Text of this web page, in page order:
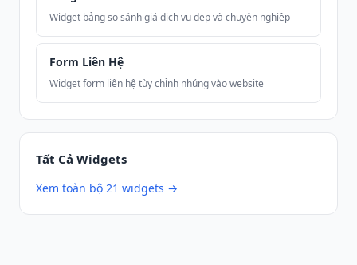
Widget bảng so sánh giá dịch vụ đẹp và chuyên nghiệp
Form Liên Hệ
Widget form liên hệ tùy chỉnh nhúng vào website
Tất Cả Widgets
Xem toàn bộ 21 widgets →